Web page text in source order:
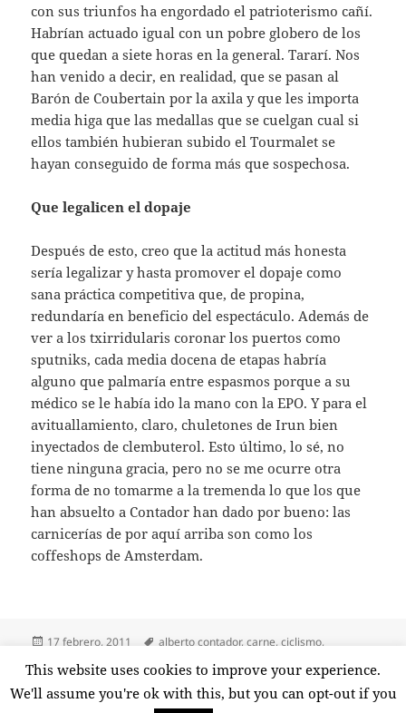
con sus triunfos ha engordado el patrioterismo cañí.
Habrían actuado igual con un pobre globero de los
que quedan a siete horas en la general. Tararí. Nos
han venido a decir, en realidad, que se pasan al
Barón de Coubertain por la axila y que les importa
media higa que las medallas que se cuelgan cual si
ellos también hubieran subido el Tourmalet se
hayan conseguido de forma más que sospechosa.
Que legalicen el dopaje
Después de esto, creo que la actitud más honesta
sería legalizar y hasta promover el dopaje como
sana práctica competitiva que, de propina,
redundaría en beneficio del espectáculo. Además de
ver a los txirridularis coronar los puertos como
sputniks, cada media docena de etapas habría
alguno que palmaría entre espasmos porque a su
médico se le había ido la mano con la EPO. Y para el
avituallamiento, claro, chuletones de Irun bien
inyectados de clembuterol. Esto último, lo sé, no
tiene ninguna gracia, pero no se me ocurre otra
forma de no tomarme a la tremenda lo que los que
han absuelto a Contador han dado por bueno: las
carnicerías de por aquí arriba son como los
coffeshops de Amsterdam.
Publicado
17 febrero, 2011 Etiquetas
alberto contador,carne,ciclismo,
7 comentariosen Operación Contador
This website uses cookies to improve your experience.
We'll assume you're ok with this, but you can opt-out if you